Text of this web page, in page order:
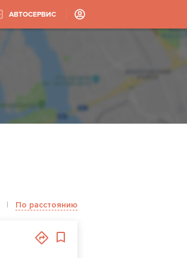
АВТОСЕРВИС
| По расстоянию